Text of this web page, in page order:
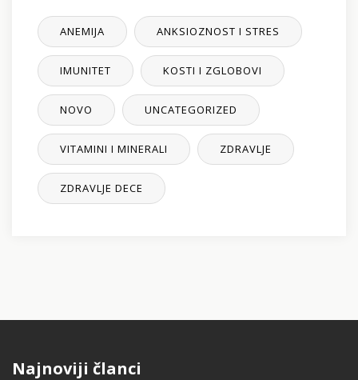
ANEMIJA ANKSIOZNOST I STRES
IMUNITET KOSTI I ZGLOBOVI
NOVO UNCATEGORIZED
VITAMINI I MINERALI ZDRAVLJE
ZDRAVLJE DECE
Najnoviji članci